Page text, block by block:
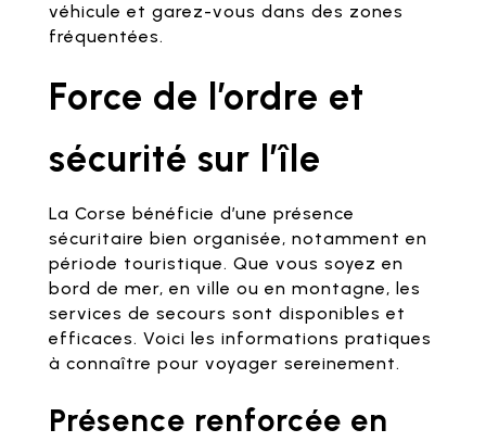
véhicule et garez-vous dans des zones
fréquentées.
Force de l’ordre et
sécurité sur l’île
La Corse bénéficie d’une présence
sécuritaire bien organisée, notamment en
période touristique. Que vous soyez en
bord de mer, en ville ou en montagne, les
services de secours sont disponibles et
efficaces. Voici les informations pratiques
à connaître pour voyager sereinement.
Présence renforcée en